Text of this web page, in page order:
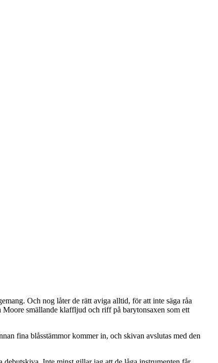
Och nog låter de rätt aviga alltid, för att inte säga råa
smällande klaffljud och riff på barytonsaxen som ett
fina blåsstämmor kommer in, och skivan avslutas med den